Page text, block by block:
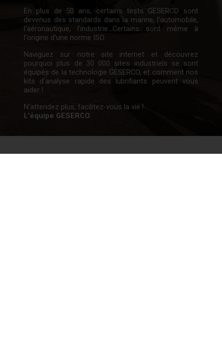
En plus de 50 ans, certains tests GESERCO sont
devenus des standards dans la marine, l'automobile,
l'aéronautique, l'industrie...Certains sont même à
l'origine d'une norme ISO.
Naviguez sur notre site internet et découvrez
pourquoi plus de 30 000 sites industriels se sont
équipés de la technologie GESERCO, et comment nos
kits d'analyse rapide des lubrifiants peuvent vous
aider !
N'attendez plus, facilitez-vous la vie !
L'équipe GESERCO
GESERCO EN CHIFFRES